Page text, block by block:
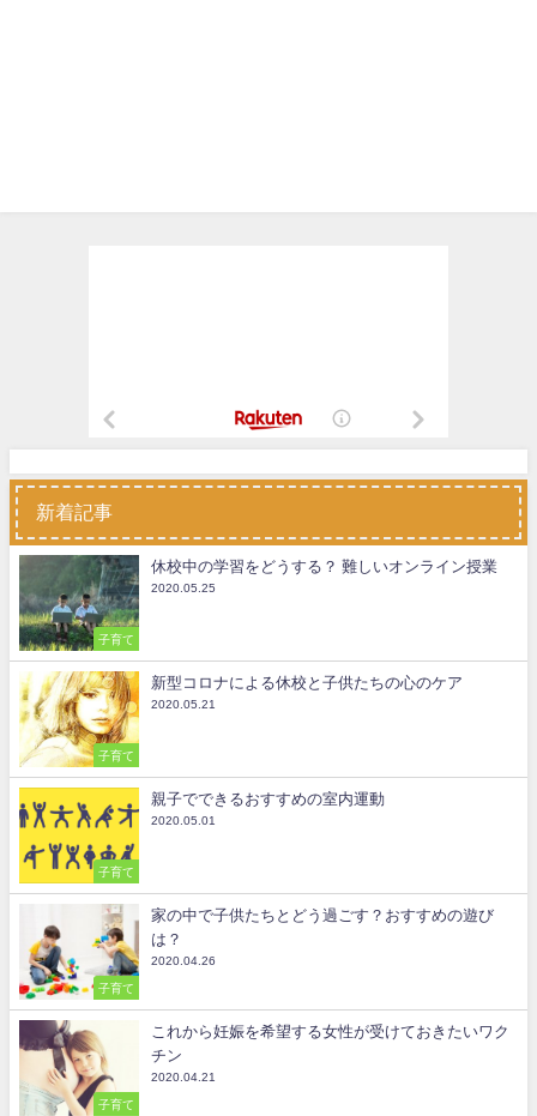
新着記事
子育て
休校中の学習をどうする？ 難しいオンライン授業
2020.05.25
子育て
新型コロナによる休校と子供たちの心のケア
2020.05.21
子育て
親子でできるおすすめの室内運動
2020.05.01
子育て
家の中で子供たちとどう過ごす？おすすめの遊び
は？
2020.04.26
子育て
これから妊娠を希望する女性が受けておきたいワク
チン
2020.04.21